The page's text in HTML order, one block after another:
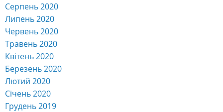
Серпень 2020
Липень 2020
Червень 2020
Травень 2020
Квітень 2020
Березень 2020
Лютий 2020
Січень 2020
Грудень 2019